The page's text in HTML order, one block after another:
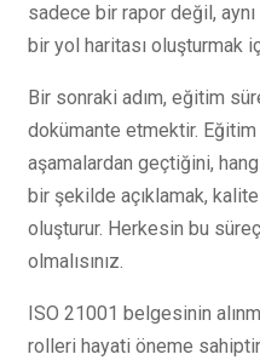
sadece bir rapor değil,
bir yol haritası oluşturmak
Bir sonraki adım, eğitim
dokümante etmektir. Eğitim
aşamalardan geçtiğini, hangi
bir şekilde açıklamak,
oluşturur. Herkesin bu
olmalısınız.
ISO 21001 belgesinin
rolleri hayati öneme